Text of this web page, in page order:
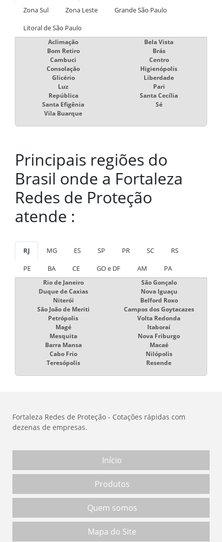
Zona Sul
Zona Leste
Grande São Paulo
Litoral de São Paulo
Aclimação
Bela Vista
Bom Retiro
Brás
Cambuci
Centro
Consolação
Higienópolis
Glicério
Liberdade
Luz
Pari
República
Santa Cecília
Santa Efigênia
Sé
Vila Buarque
Principais regiões do
Brasil onde a Fortaleza
Redes de Proteção
atende :
RJ MG ES SP PR SC
RS
PE
BA CE GO e DF AM PA
Rio de Janeiro
São Gonçalo
Duque de Caxias
Nova Iguaçu
Niterói
Belford Roxo
São João de Meriti
Campos dos Goytacazes
Petrópolis
Volta Redonda
Magé
Itaboraí
Mesquita
Nova Friburgo
Barra Mansa
Macaé
Cabo Frio
Nilópolis
Teresópolis
Resende
Fortaleza Redes de Proteção - Cotações rápidas com
dezenas de empresas.
Início
Produtos
Quem somos
Mapa do Site